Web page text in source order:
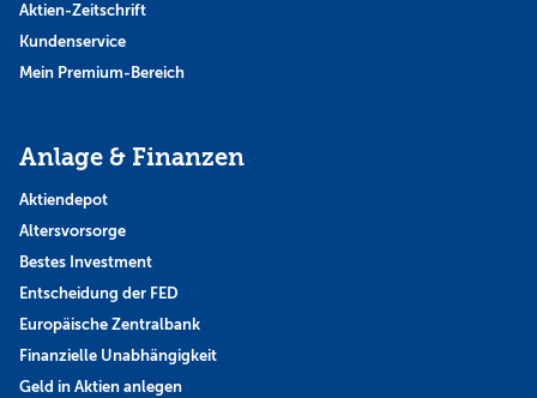
Aktien-Zeitschrift
Kundenservice
Mein Premium-Bereich
Anlage & Finanzen
Aktiendepot
Altersvorsorge
Bestes Investment
Entscheidung der FED
Europäische Zentralbank
Finanzielle Unabhängigkeit
Geld in Aktien anlegen